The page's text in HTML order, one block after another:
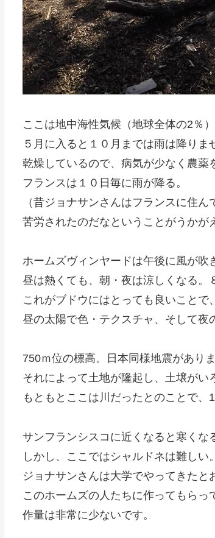
ここは地中海性気候（地球全体の2％
５月に入ると１０月までは雨は降りま
乾燥しているので、病気が少なく農薬
フランスは１０日毎に雨が降る。
（昔ジョナサンさんはフランスに住
苦労されたのだなということがうかが
ホームズヴィンヤードは午後に風が吹
昼は熱くても、朝・夜は涼しくなる
これがブドウにはとっても良いことで、
昼の太陽で色・テクスチャ、そして夜
750ｍ位の標高。日本同様地震がありま
それによって土地が隆起し、土壌がい
もともとここは川だったとのことで、
サンフランシスコに近くなると寒くな
しかし、ここではシャルドネは難しい
ジョナサンさんは大学でやってきたと
このホームズの人たちに作ってもらっ
作量は非常に少ないです。